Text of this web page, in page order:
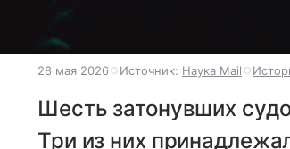
28 мая 2026 Источник: Наука Mail
Шесть затонувших
Три из них